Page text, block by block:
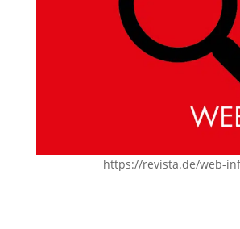
https://revista.de/web-